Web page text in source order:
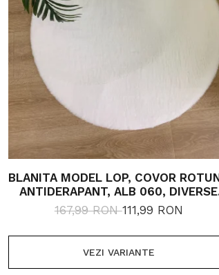
BLANITA MODEL LOP, COVOR
ANTIDERAPANT, ALB 060, DIVERSE
DIMENSIUNI, 1650 GR/MP
167,99 RON111,99 RON
VEZI VARIANTE